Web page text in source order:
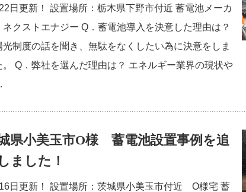
日更新！ 設置場所：栃木県下野市付近 蓄電池メーカ
ネクストエナジー Q．蓄電池導入を決意した理由は？
光制度の話を聞き、無駄をなくしたい為に決意をしま
。 Q．弊社を選んだ理由は？ エネルギー業界の現状や
県小美玉市O様 蓄電池設置事例を追
ました！
日更新！ 設置場所：茨城県小美玉市付近 O様宅 蓄